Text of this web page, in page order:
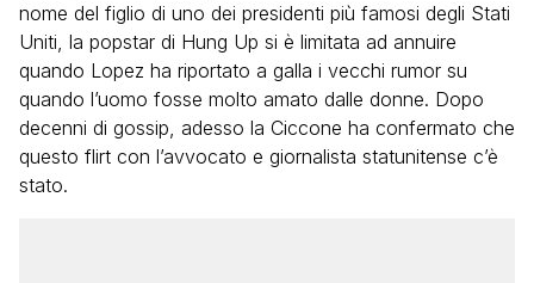
nome del figlio di uno dei presidenti più famosi degli Stati
Uniti, la popstar di Hung Up si è limitata ad annuire
quando Lopez ha riportato a galla i vecchi rumor su
quando l’uomo fosse molto amato dalle donne. Dopo
decenni di gossip, adesso la Ciccone ha confermato che
questo flirt con l’avvocato e giornalista statunitense c’è
stato.